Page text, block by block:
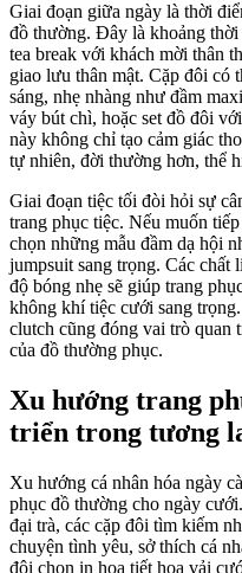
Giai đoạn giữa ngày là thời
đồ thường. Đây là khoảng thời
tea break với khách mời thân
giao lưu thân mật. Cặp đôi có
sáng, nhẹ nhàng như đầm
váy bút chì, hoặc set đồ đôi
này không chỉ tạo cảm giác
tự nhiên, đời thường hơn, thể
Giai đoạn tiệc tối đòi hỏi sự
trang phục tiệc. Nếu muốn
chọn những mẫu đầm dạ hội
jumpsuit sang trọng. Các chất
độ bóng nhẹ sẽ giúp trang
không khí tiệc cưới sang
clutch cũng đóng vai trò quan
của đồ thường phục.
Xu hướng trang
triển trong tương
Xu hướng cá nhân hóa ngày
phục đồ thường cho ngày
đại trà, các cặp đôi tìm kiếm
chuyện tình yêu, sở thích cá
đôi chọn in họa tiết hoa vải